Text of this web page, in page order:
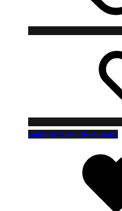
souhaits Liste de souhaits